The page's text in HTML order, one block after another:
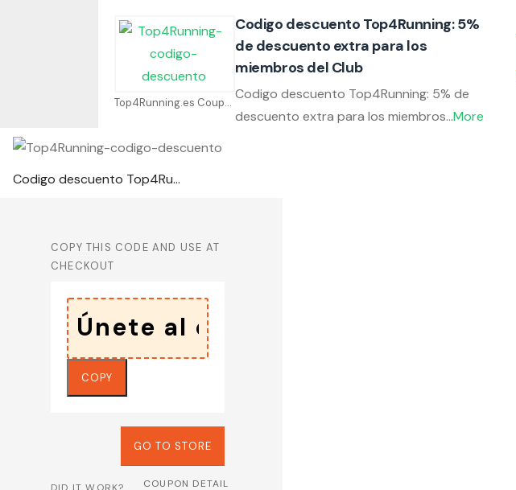
Top4Running.es Coupons
Codigo descuento Top4Running: 5%
de descuento extra para los
miembros del Club
Codigo descuento Top4Running: 5% de
descuento extra para los miembros...More
Codigo descuento Top4Running: 5% de descuento extra para los miembros del Club
COPY THIS CODE AND USE AT
CHECKOUT
COPY
GO TO STORE
COUPON DETAIL